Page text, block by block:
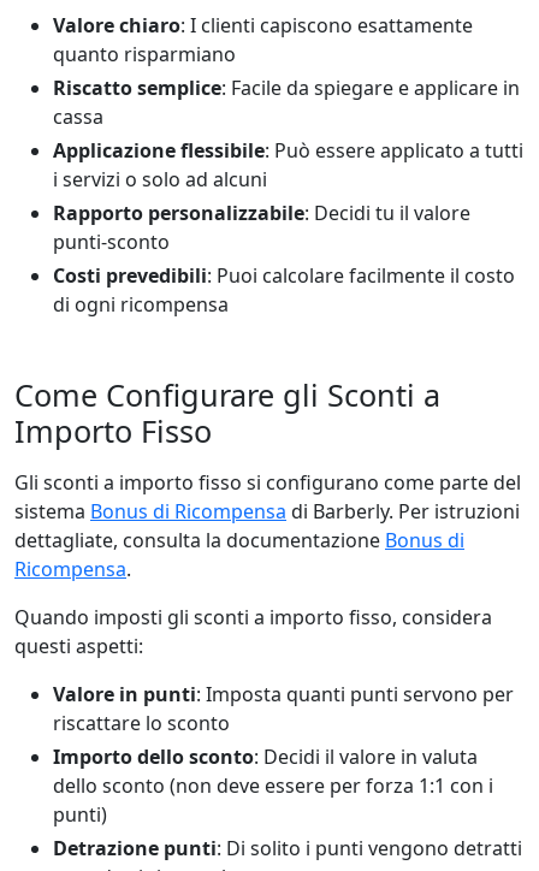
Valore chiaro: I clienti capiscono esattamente
quanto risparmiano
Riscatto semplice: Facile da spiegare e applicare in
cassa
Applicazione flessibile: Può essere applicato a tutti
i servizi o solo ad alcuni
Rapporto personalizzabile: Decidi tu il valore
punti-sconto
Costi prevedibili: Puoi calcolare facilmente il costo
di ogni ricompensa
Come Configurare gli Sconti a
Importo Fisso
Gli sconti a importo fisso si configurano come parte del
sistema Bonus di Ricompensa di Barberly. Per istruzioni
dettagliate, consulta la documentazione Bonus di
Ricompensa.
Quando imposti gli sconti a importo fisso, considera
questi aspetti:
Valore in punti: Imposta quanti punti servono per
riscattare lo sconto
Importo dello sconto: Decidi il valore in valuta
dello sconto (non deve essere per forza 1:1 con i
punti)
Detrazione punti: Di solito i punti vengono detratti